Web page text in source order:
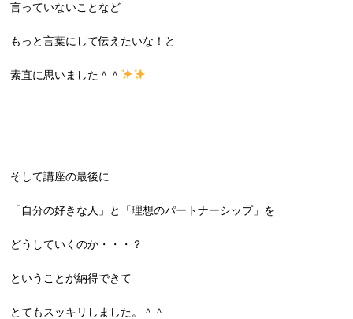
言っていないことなど
もっと言葉にして伝えたいな！と
素直に思いました＾＾
そして講座の最後に
「自分の好きな人」と「理想のパートナーシップ」を
どうしていくのか・・・？
ということが納得できて
とてもスッキリしました。＾＾